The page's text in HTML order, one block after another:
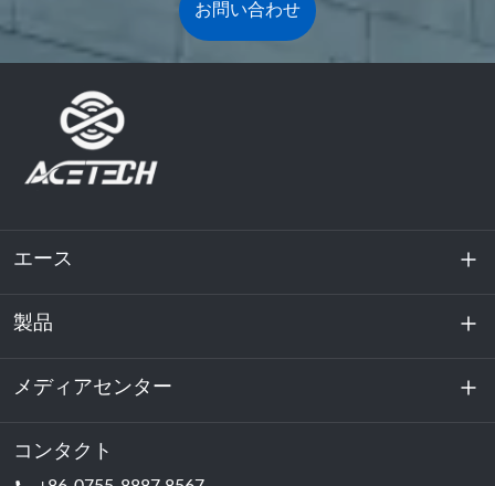
お問い合わせ
エース
私たちに関しては
持続可能性
製品
エネルギー貯蔵
データセンターおよびサーバー室
メディアセンター
ニュース
コンタクト